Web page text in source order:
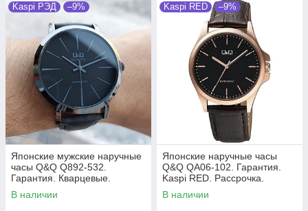
Kaspi РЭД –9%
Японские мужские наручные
часы Q&Q Q892-532.
Гарантия. Кварцевые.
В наличии
Kaspi RED –9%
Японские наручные часы
Q&Q QA06-102. Гарантия.
Kaspi RED. Рассрочка.
В наличии